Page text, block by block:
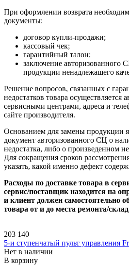
При оформлении возврата
документы:
договор купли-продажи;
кассовый чек;
гарантийный талон;
заключение авторизованного
продукции ненадлежащего
Решение вопросов, связанных с
недостатков товара осуществляется
сервисными центрами, адреса и
сайте производителя.
Основанием для замены продукции
документ авторизованного СЦ о
недостатка, либо о произведенном
Для сокращения сроков
указать, какой именно дефект
Расходы по доставке товара в
сервис/поставщик находится на
и клиент должен самостоятельно
товара от и до места ремонта/
203 140
5-и ступенчатый пульт управления
Нет в наличии
В корзину